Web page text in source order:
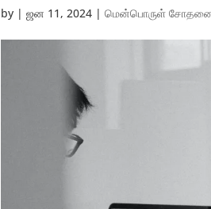
by |ஜன 11, 2024 |மென்பொருள்